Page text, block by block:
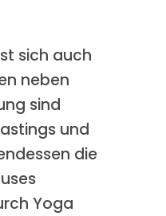
sich auch
neben
sind
und
die
Yoga